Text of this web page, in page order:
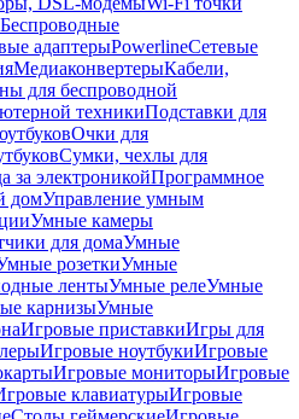
Беспроводные
адаптерыPowerlineСетевые
МедиаконвертерыКабели,
для беспроводной
техникиПодставки для
Очки для
Сумки, чехлы для
за электроникойПрограммное
домУправление умным
Умные камеры
для домаУмные
розеткиУмные
лентыУмные релеУмные
карнизыУмные
Игровые приставкиИгры для
Игровые ноутбукиИгровые
Игровые мониторыИгровые
клавиатурыИгровые